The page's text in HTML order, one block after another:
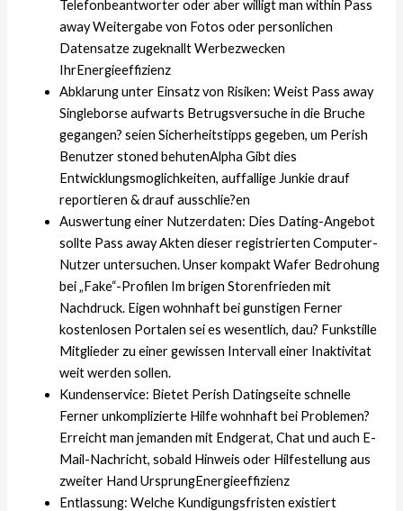
Telefonbeantworter oder aber willigt man within Pass
away Weitergabe von Fotos oder personlichen
Datensatze zugeknallt Werbezwecken
IhrEnergieeffizienz
Abklarung unter Einsatz von Risiken: Weist Pass away
Singleborse aufwarts Betrugsversuche in die Bruche
gegangen? seien Sicherheitstipps gegeben, um Perish
Benutzer stoned behutenAlpha Gibt dies
Entwicklungsmoglichkeiten, auffallige Junkie drauf
reportieren & drauf ausschlie?en
Auswertung einer Nutzerdaten: Dies Dating-Angebot
sollte Pass away Akten dieser registrierten Computer-
Nutzer untersuchen. Unser kompakt Wafer Bedrohung
bei „Fake“-Profilen Im brigen Storenfrieden mit
Nachdruck. Eigen wohnhaft bei gunstigen Ferner
kostenlosen Portalen sei es wesentlich, dau? Funkstille
Mitglieder zu einer gewissen Intervall einer Inaktivitat
weit werden sollen.
Kundenservice: Bietet Perish Datingseite schnelle
Ferner unkomplizierte Hilfe wohnhaft bei Problemen?
Erreicht man jemanden mit Endgerat, Chat und auch E-
Mail-Nachricht, sobald Hinweis oder Hilfestellung aus
zweiter Hand UrsprungEnergieeffizienz
Entlassung: Welche Kundigungsfristen existiert